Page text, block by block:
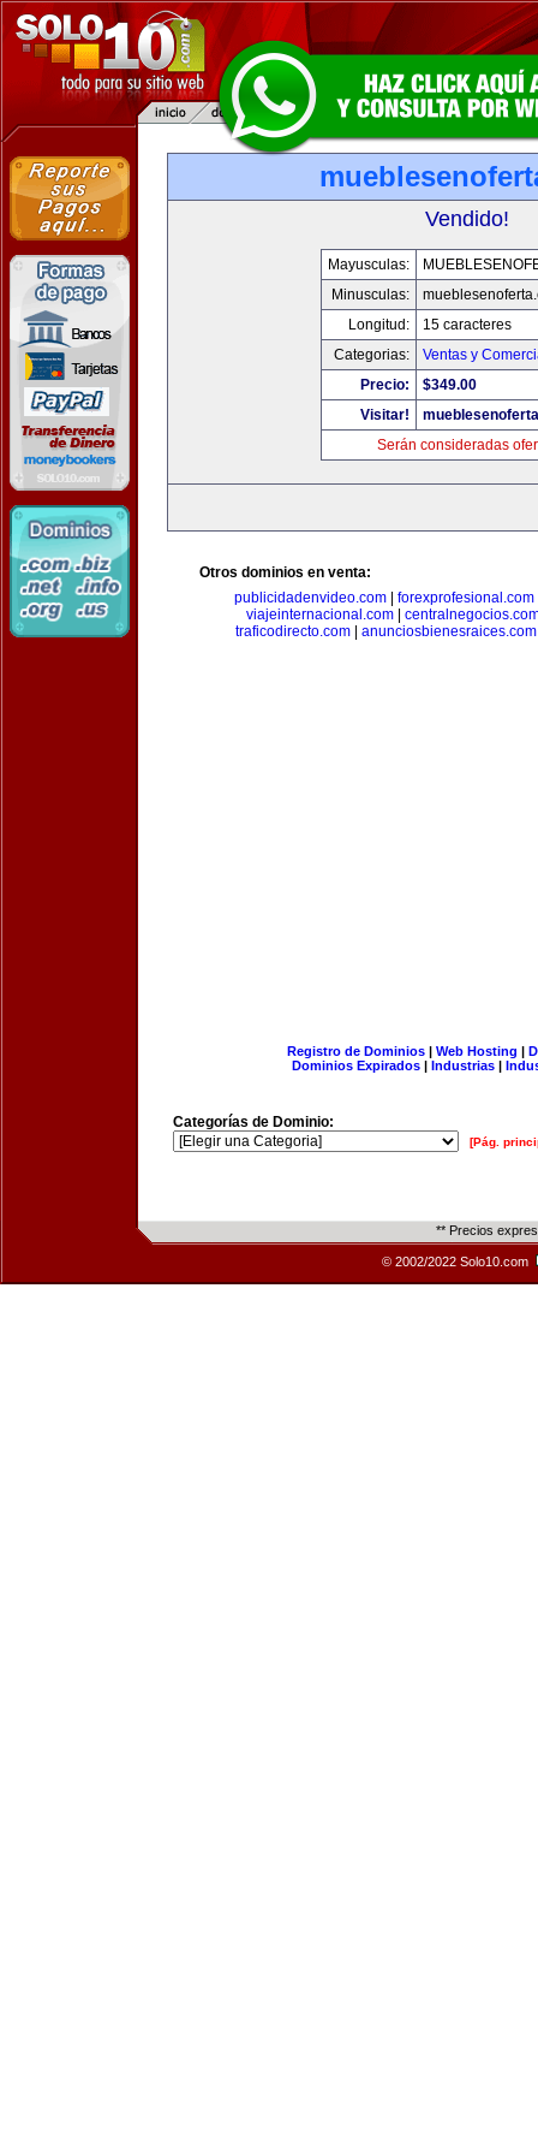
Vendido!
Mayusculas:
Minusculas:
Longitud:
15 caracteres
Categorias:
Ventas y
Precio:
$349.00
Visitar!
Serán consideradas
Otros dominios en venta:
publicidadenvideo.com| forexprofesional.com
viajeinternacional.com
traficodirecto.com
anunciosbienesraices.com
Registro de Dominios| Web Hosting |
Dominios Expirados | Industrias |
Categorías de Dominio:
[Pág.
** Precios
© 2002/2022 Solo10.com